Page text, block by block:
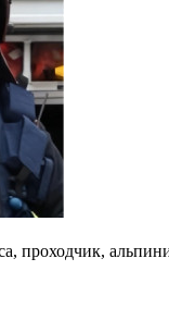
проходчик,